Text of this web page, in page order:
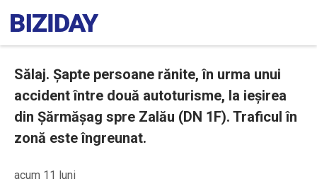
Sălaj. Șapte persoane rănite, în urma unui
accident între două autoturisme, la ieșirea
din Șărmășag spre Zalău (DN 1F). Traficul în
zonă este îngreunat.
acum 11 luni